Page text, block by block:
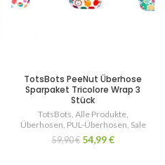
TotsBots PeeNut Überhose
Sparpaket Tricolore Wrap 3
Stück
TotsBots, Alle Produkte,
Überhosen, PUL-Überhosen, Sale
59,90€ 54,99€